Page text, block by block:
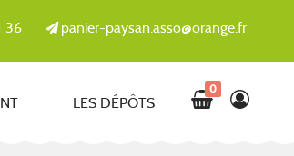
36 panier-paysan.asso@orange.fr
LES DÉPÔTS
0